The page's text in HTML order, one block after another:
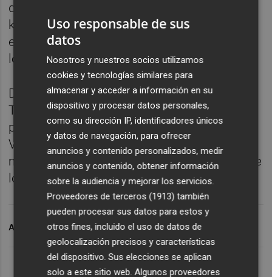
de dióxido de carbono (CO2) por cada
kilómetro recorrido, mientras que consume
entre 1,6 y 2,1 litros de combustible durante
los primeros 100 kilómetros.
Diseñado y desarrollado en España, el
Tarraco híbrido enchufable se fabrica en la
planta de Wolfsburg (Alemania) del grupo
Volkswagen y ya está disponible en el
mercado nacional por un precio que parte de
los 45.890 euros.
ARCHIVADO EN SEAT TARRACO SEAT
Uso responsable de sus
datos
Nosotros y nuestros socios utilizamos
cookies y tecnologías similares para
almacenar y acceder a información en su
dispositivo y procesar datos personales,
como su dirección IP, identificadores únicos
y datos de navegación, para ofrecer
anuncios y contenido personalizados, medir
anuncios y contenido, obtener información
sobre la audiencia y mejorar los servicios.
Proveedores de terceros (1913) también
pueden procesar sus datos para estos y
otros fines, incluido el uso de datos de
geolocalización precisos y características
del dispositivo. Sus elecciones se aplican
solo a este sitio web. Algunos proveedores